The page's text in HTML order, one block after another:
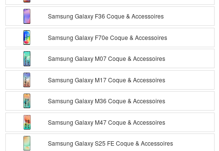
Samsung Galaxy F36 Coque & Accessoires
Samsung Galaxy F70e Coque & Accessoires
Samsung Galaxy M07 Coque & Accessoires
Samsung Galaxy M17 Coque & Accessoires
Samsung Galaxy M36 Coque & Accessoires
Samsung Galaxy M47 Coque & Accessoires
Samsung Galaxy S25 FE Coque & Accessoires